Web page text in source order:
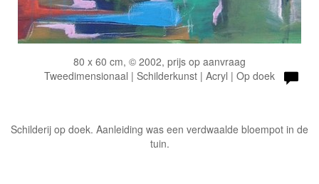
80 x 60 cm, © 2002, prijs op aanvraag
Tweedimensionaal | Schilderkunst | Acryl | Op doek
Schilderij op doek. Aanleiding was een verdwaalde bloempot in de
tuin.